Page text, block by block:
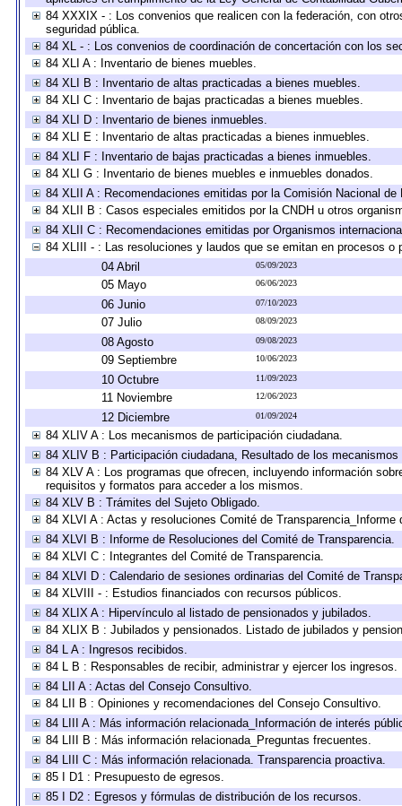
84 XXXIX - : Los convenios que realicen con la federación, con
seguridad pública.
84 XL - : Los convenios de coordinación de concertación con los
84 XLI A : Inventario de bienes muebles.
84 XLI B : Inventario de altas practicadas a bienes muebles.
84 XLI C : Inventario de bajas practicadas a bienes muebles.
84 XLI D : Inventario de bienes inmuebles.
84 XLI E : Inventario de altas practicadas a bienes inmuebles.
84 XLI F : Inventario de bajas practicadas a bienes inmuebles.
84 XLI G : Inventario de bienes muebles e inmuebles donados.
84 XLII A : Recomendaciones emitidas por la Comisión Nacional de
84 XLII B : Casos especiales emitidos por la CNDH u otros
84 XLII C : Recomendaciones emitidas por Organismos
84 XLIII - : Las resoluciones y laudos que se emitan en procesos o
04 Abril
05/09/2023
05 Mayo 06/06/2023
06 Junio 07/10/2023
07 Julio 08/09/2023
08 Agosto 09/08/2023
09 Septiembre 10/06/2023
10 Octubre 11/09/2023
11 Noviembre 12/06/2023
12 Diciembre 01/09/2024
84 XLIV A : Los mecanismos de participación ciudadana.
84 XLIV B : Participación ciudadana, Resultado de los
84 XLV A : Los programas que ofrecen, incluyendo información
requisitos y formatos para acceder a los mismos.
84 XLV B : Trámites del Sujeto Obligado.
84 XLVI A : Actas y resoluciones Comité de
84 XLVI B : Informe de Resoluciones del Comité de Transparencia.
84 XLVI C : Integrantes del Comité de Transparencia.
84 XLVI D : Calendario de sesiones ordinarias del Comité de
84 XLVIII - : Estudios financiados con recursos públicos.
84 XLIX A : Hipervínculo al listado de pensionados y jubilados.
84 XLIX B : Jubilados y pensionados. Listado de jubilados y
84 L A : Ingresos recibidos.
84 L B : Responsables de recibir, administrar y ejercer los ingresos.
84 LII A : Actas del Consejo Consultivo.
84 LII B : Opiniones y recomendaciones del Consejo Consultivo.
84 LIII A : Más información relacionada_Información de interés
84 LIII B : Más información relacionada_Preguntas frecuentes.
84 LIII C : Más información relacionada. Transparencia proactiva.
85 I D1 : Presupuesto de egresos.
85 I D2 : Egresos y fórmulas de distribución de los recursos.